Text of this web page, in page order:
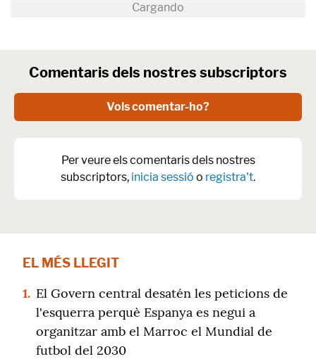
Comentaris dels nostres subscriptors
Vols comentar-ho?
Per veure els comentaris dels nostres
subscriptors, inicia sessió o registra't.
EL MÉS LLEGIT
1. El Govern central desatén les peticions de
l'esquerra perquè Espanya es negui a
organitzar amb el Marroc el Mundial de
futbol del 2030